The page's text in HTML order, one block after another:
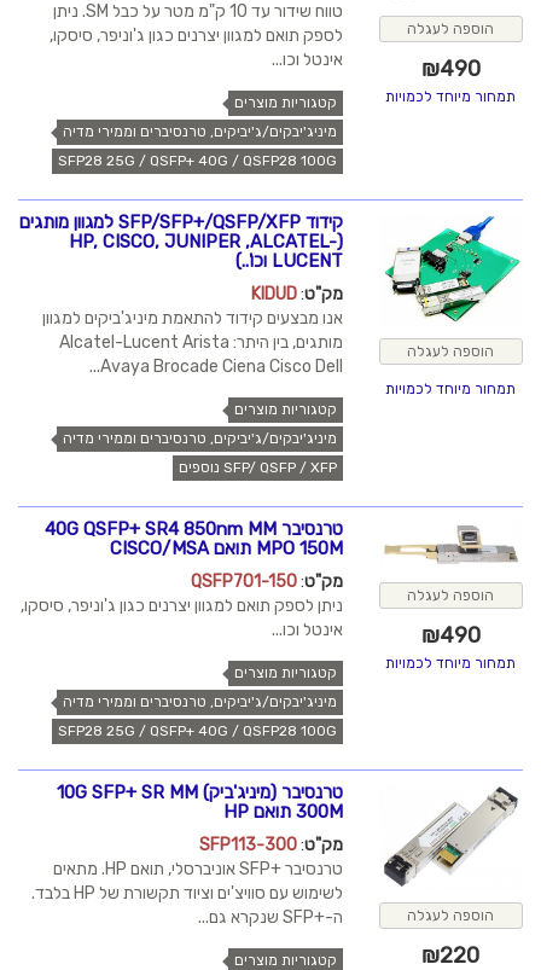
הוספה לעגלה
₪490
תמחור מיוחד לכמויות
טווח שידור עד 10 ק"מ מטר על כבל SM. ניתן
לספק תואם למגוון יצרנים כגון ג'וניפר, סיסקו,
אינטל וכו...
קטגוריות מוצרים
מיניג'יבקים/ג'יביקים, טרנסיברים וממירי מדיה
SFP28 25G / QSFP+ 40G / QSFP28 100G
הוספה לעגלה
תמחור מיוחד לכמויות
קידוד SFP/SFP+/QSFP/XFP למגוון מותגים
(HP, CISCO, JUNIPER ,ALCATEL-
LUCENT וכו'..)
מק"ט:
KIDUD
אנו מבצעים קידוד להתאמת מיניג'ביקים למגוון
מותגים, בין היתר: Alcatel-Lucent Arista
Avaya Brocade Ciena Cisco Dell...
קטגוריות מוצרים
מיניג'יבקים/ג'יביקים, טרנסיברים וממירי מדיה
SFP/ QSFP / XFP נוספים
הוספה לעגלה
₪490
תמחור מיוחד לכמויות
טרנסיבר 40G QSFP+ SR4 850nm MM
MPO 150M תואם CISCO/MSA
מק"ט:
QSFP701-150
ניתן לספק תואם למגוון יצרנים כגון ג'וניפר, סיסקו,
אינטל וכו...
קטגוריות מוצרים
מיניג'יבקים/ג'יביקים, טרנסיברים וממירי מדיה
SFP28 25G / QSFP+ 40G / QSFP28 100G
הוספה לעגלה
₪220
טרנסיבר (מיניג'ביק) 10G SFP+ SR MM
300M תואם HP
מק"ט:
SFP113-300
טרנסיבר +SFP אוניברסלי, תואם HP. מתאים
לשימוש עם סוויצ'ים וציוד תקשורת של HP בלבד.
ה-+SFP שנקרא גם...
קטגוריות מוצרים